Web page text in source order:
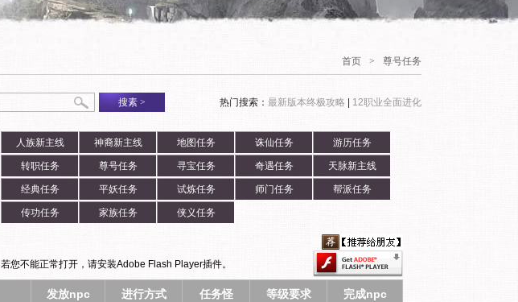
首页 > 尊号任务
热门搜索： 最新版本终极攻略 12职业全面进化
搜素 >
人族新主线 神裔新主线 地图任务 诛仙任务 游历任务
转职任务 尊号任务 寻宝任务 奇遇任务 天脉新主线
经典任务 平妖任务 试炼任务 师门任务 帮派任务
传功任务 家族任务 侠义任务
若您不能正常打开，请安装Adobe Flash Player插件。
发放npc 进行方式 任务怪 等级要求 完成npc